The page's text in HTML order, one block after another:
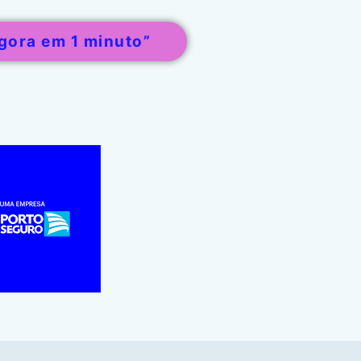
em 1 minuto”